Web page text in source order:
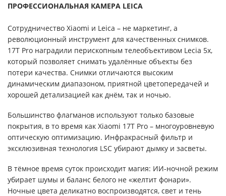
ПРОФЕССИОНАЛЬНАЯ КАМЕРА LEICA
Сотрудничество Xiaomi и Leica – не маркетинг, а
революционный инструмент для качественных снимков.
17T Pro наградили перископным телеобъективом Lecia 5x,
который позволяет снимать удалённые объекты без
потери качества. Снимки отличаются высоким
динамическим диапазоном, приятной цветопередачей и
хорошей детализацией как днём, так и ночью.
Большинство флагманов используют только базовые
покрытия, в то время как Xiaomi 17T Pro – многоуровневую
оптическую оптимизацию. Инфракрасный фильтр и
эксклюзивная технология LSC убирают дымку и засветы.
В тёмное время суток происходит магия: ИИ-ночной режим
убирает шумы и баланс белого не «желтит фонари».
Ночные цвета деликатно воспроизводятся, свет и тень